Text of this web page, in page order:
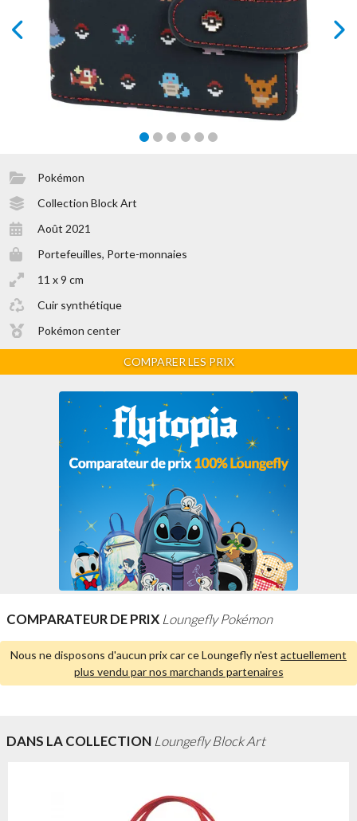
Pokémon
Collection Block Art
Août 2021
Portefeuilles, Porte-monnaies
11 x 9 cm
Cuir synthétique
Pokémon center
COMPARER LES PRIX
COMPARATEUR DE PRIX Loungefly Pokémon
Nous ne disposons d'aucun prix car ce Loungefly n'est actuellement
plus vendu par nos marchands partenaires
DANS LA COLLECTION Loungefly Block Art